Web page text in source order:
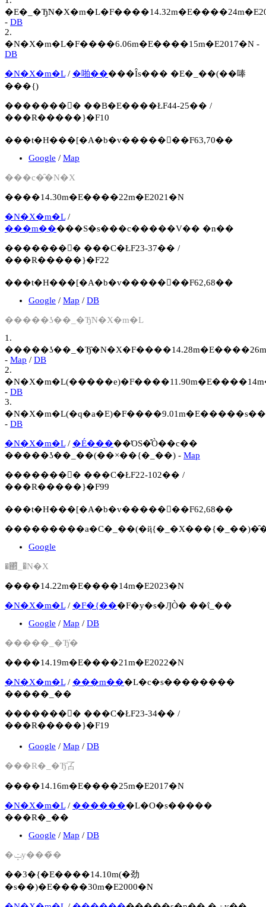
- DB
2.
�N�X�m�L�F����6.06m�E����15m�E2017�N -
DB
�N�X�m�L/ �啪�����Îs��� �E�_��(��唪
���{)
�������񍐏� ��B�E����ŁF44-25�� /
���R�����}�F10
���t�H���[�A�b�v�����񍐏��F63,70��
Google / Map
���c�̑�N�X
����14.30m�E����22m�E2021�N
�N�X�m�L/
���m�����S�s���c�����V�� �n��
�������񍐏� ���C�ŁF23-37�� /
���R�����}�F22
���t�H���[�A�b�v�����񍐏��F62,68��
Google / Map / DB
�����ʖ��_�Ђ̃N�X�m�L
1.
- Map / DB
2.
- DB
3.
- DB
�N�X�m�L/ �É�����ΌS�͒Ò��c��
�����ʖ��_��(��×��{�_��) - Map
�������񍐏� ���C�ŁF22-102�� /
���R�����}�F99
���t�H���[�A�b�v�����񍐏��F62,68��
Google
�΂̐_�̃N�X
����14.22m�E����14m�E2023�N
�N�X�m�L/ �F�{���F�y�s�ԒÒ� ��ΐ_��
Google / Map / DB
�����_�Ђ̓�
����14.19m�E����21m�E2022�N
�N�X�m�L/ ���m���L�c�s��������
�����_��
�������񍐏� ���C�ŁF23-34�� /
���R�����}�F19
Google / Map / DB
���R�_�Ђ̑叾
����14.16m�E����25m�E2017�N
�N�X�m�L/ �������L�O�s�����
���R�_��
Google / Map / DB
�ݓy���̏�
��3�{�E����14.10m(�劲
�s��)�E����30m�E2000�N